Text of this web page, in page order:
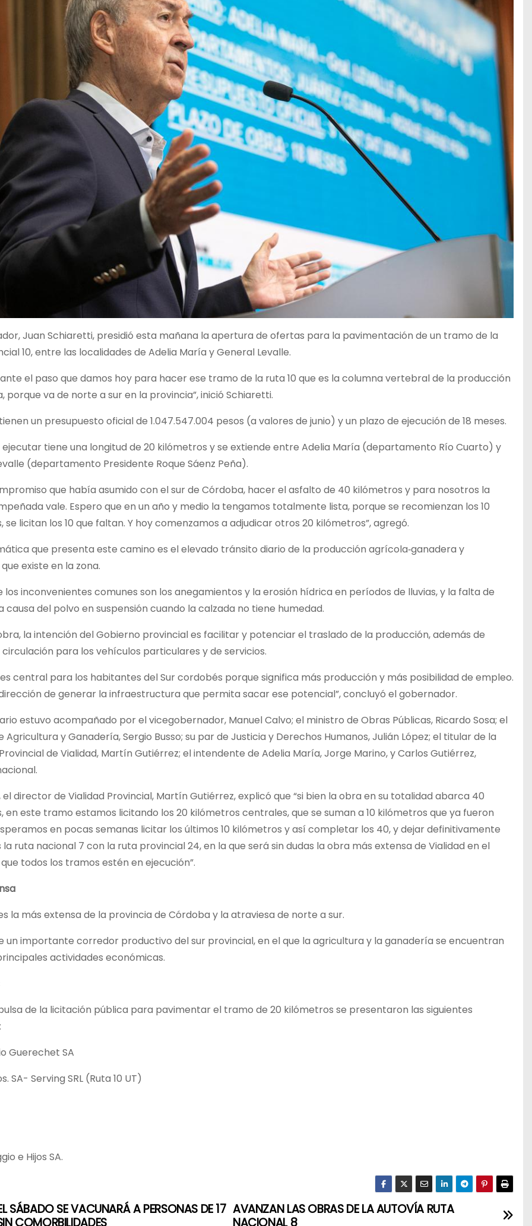
Juan Schiaretti, presidió esta mañana la apertura de ofertas para la pavimentación de un tramo de la
10, entre las localidades de Adelia María y General Levalle.
el paso que damos hoy para hacer ese tramo de la ruta 10 que es la columna vertebral de la producción
porque va de norte a sur en la provincia”, inició Schiaretti.
un presupuesto oficial de 1.047.547.004 pesos (a valores de junio) y un plazo de ejecución de 18 meses.
ejecutar tiene una longitud de 20 kilómetros y se extiende entre Adelia María (departamento Río Cuarto) y
(departamento Presidente Roque Sáenz Peña).
que había asumido con el sur de Córdoba, hacer el asfalto de 40 kilómetros y para nosotros la
vale. Espero que en un año y medio la tengamos totalmente lista, porque se recomienzan los 10
se licitan los 10 que faltan. Y hoy comenzamos a adjudicar otros 20 kilómetros”, agregó.
que presenta este camino es el elevado tránsito diario de la producción agrícola‐ganadera y
existe en la zona.
los inconvenientes comunes son los anegamientos y la erosión hídrica en períodos de lluvias, y la falta de
causa del polvo en suspensión cuando la calzada no tiene humedad.
la intención del Gobierno provincial es facilitar y potenciar el traslado de la producción, además de
para los vehículos particulares y de servicios.
central para los habitantes del Sur cordobés porque significa más producción y más posibilidad de empleo.
de generar la infraestructura que permita sacar ese potencial”, concluyó el gobernador.
estuvo acompañado por el vicegobernador, Manuel Calvo; el ministro de Obras Públicas, Ricardo Sosa; el
Agricultura y Ganadería, Sergio Busso; su par de Justicia y Derechos Humanos, Julián López; el titular de la
de Vialidad, Martín Gutiérrez; el intendente de Adelia María, Jorge Marino, y Carlos Gutiérrez,
el director de Vialidad Provincial, Martín Gutiérrez, explicó que “si bien la obra en su totalidad abarca 40
en este tramo estamos licitando los 20 kilómetros centrales, que se suman a 10 kilómetros que ya fueron
en pocas semanas licitar los últimos 10 kilómetros y así completar los 40, y dejar definitivamente
la ruta nacional 7 con la ruta provincial 24, en la que será sin dudas la obra más extensa de Vialidad en el
todos los tramos estén en ejecución”.
la más extensa de la provincia de Córdoba y la atraviesa de norte a sur.
un importante corredor productivo del sur provincial, en el que la agricultura y la ganadería se encuentran
actividades económicas.
de la licitación pública para pavimentar el tramo de 20 kilómetros se presentaron las siguientes
Guerechet SA
SA- Serving SRL (Ruta 10 UT)
e Hijos SA.
AVANZAN LAS OBRAS DE LA AUTOVÍA RUTA
NACIONAL 8
SÁBADO SE VACUNARÁ A PERSONAS DE 17
COMORBILIDADES